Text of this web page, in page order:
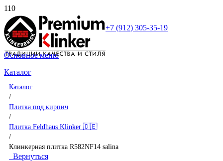
+7 (912) 305-35-19
Основное меню
Каталог
Каталог
/
Плитка под кирпич
/
Плитка Feldhaus Klinker 🇩🇪
/
Клинкерная плитка R582NF14 salina
Вернуться